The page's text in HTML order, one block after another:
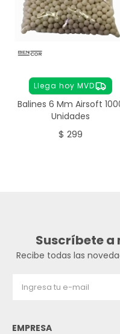
Llega hoy MVD
Balines 6 Mm Airsoft
Unidades
$ 299
Suscríbete a
Recibe todas las
EMPRESA